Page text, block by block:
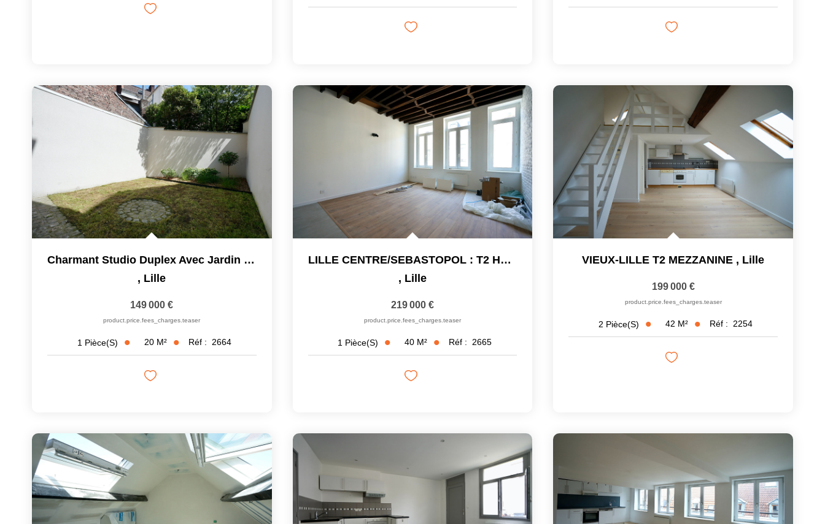
Charmant Studio Duplex Avec Jardin Privatif
, Lille
149 000 €
product.price.fees_charges.teaser
1 Pièce(s) 20 M² Réf : 2664
LILLE CENTRE/SEBASTOPOL : T2 HAUT DE GAMME
, Lille
219 000 €
product.price.fees_charges.teaser
1 Pièce(s) 40 M² Réf : 2665
VIEUX-LILLE T2 MEZZANINE , Lille
199 000 €
product.price.fees_charges.teaser
2 Pièce(s) 42 M² Réf : 2254